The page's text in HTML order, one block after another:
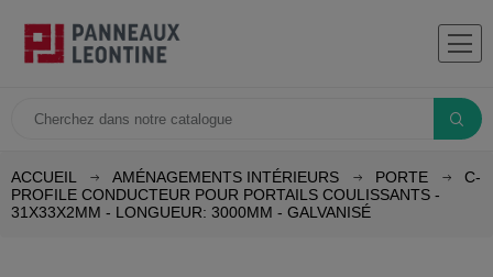
ACCUEIL AMÉNAGEMENTS INTÉRIEURS PORTE
C-
PROFILE CONDUCTEUR POUR PORTAILS COULISSANTS -
31X33X2MM - LONGUEUR: 3000MM - GALVANISÉ